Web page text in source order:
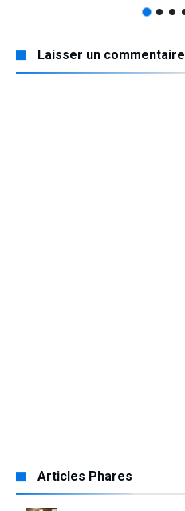
Laisser un commentaire
Articles Phares